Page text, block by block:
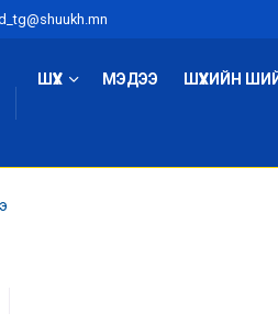
ШҮҮХ МЭДЭЭ ШҮҮХИЙН